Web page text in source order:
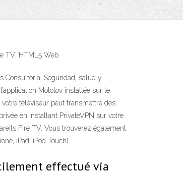
TV; HTML5 Web
Consultoria, Seguridad, salud y
Molotov installée sur le
téléviseur peut transmettre des
en installant PrivateVPN sur votre
Fire TV. Vous trouverez également
iPad, iPod Touch).
effectué via